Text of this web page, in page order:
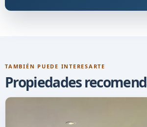
TAMBIÉN PUEDE INTERESARTE
Propiedades